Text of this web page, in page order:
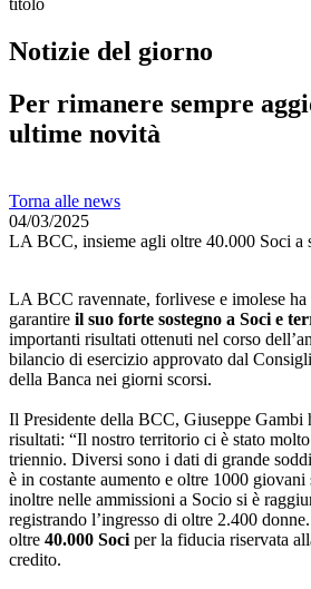
titolo
Notizie del giorno
Per rimanere sempre
ultime novità
Torna alle news
04/03/2025
LA BCC, insieme agli oltre 40.000 Soci a
LA BCC ravennate, forlivese e imolese
garantire il suo forte sostegno a Soci e
importanti risultati ottenuti nel corso
bilancio di esercizio approvato dal
della Banca nei giorni scorsi.
Il Presidente della BCC, Giuseppe Gambi
risultati: “Il nostro territorio ci è stato
triennio. Diversi sono i dati di grande
è in costante aumento e oltre 1000 giovani
inoltre nelle ammissioni a Socio si è
registrando l’ingresso di oltre 2.400
oltre 40.000 Soci per la fiducia riservata
credito.